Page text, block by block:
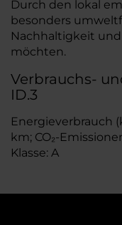
Durch den lokal
besonders
Nachhaltigkeit
möchten.
Verbrauchs-
ID.3
Energieverbrauch
km; CO₂-
Klasse: A